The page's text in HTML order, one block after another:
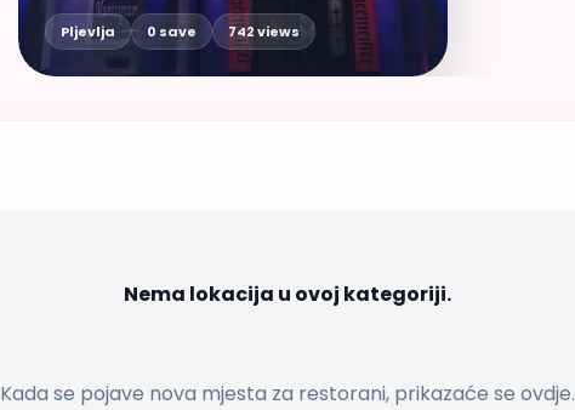
Pljevlja 0 save 742 views
Nema lokacija u ovoj kategoriji.
Kada se pojave nova mjesta za restorani, prikazaće se ovdje.